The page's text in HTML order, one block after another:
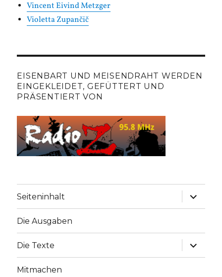
Vincent Eivind Metzger
Violetta Zupančič
EISENBART UND MEISENDRAHT WERDEN
EINGEKLEIDET, GEFÜTTERT UND
PRÄSENTIERT VON
Seiteninhalt
Die Ausgaben
Die Texte
Mitmachen